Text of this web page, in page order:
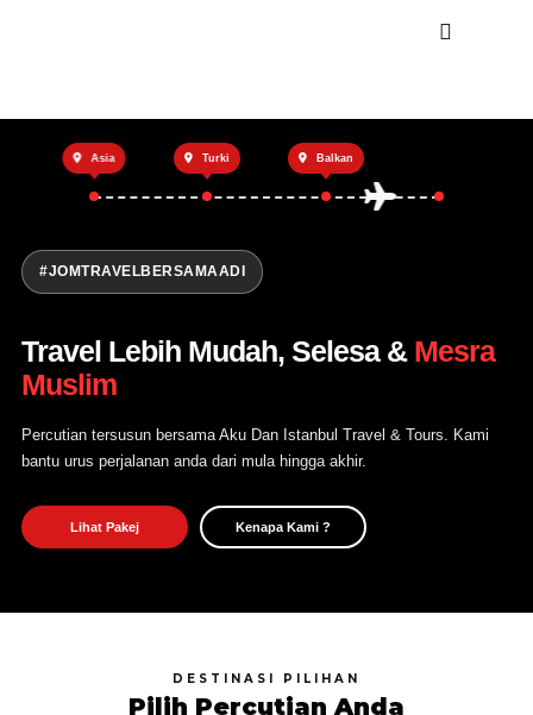
Utama
Private Trip
Tentang Kami
Hubungi Kami
Asia Turki Balkan
#JOMTRAVELBERSAMAADI
Travel Lebih Mudah, Selesa & Mesra
Muslim
Percutian tersusun bersama Aku Dan Istanbul Travel & Tours. Kami
bantu urus perjalanan anda dari mula hingga akhir.
Lihat Pakej Kenapa Kami ?
DESTINASI PILIHAN
Pilih Percutian Anda